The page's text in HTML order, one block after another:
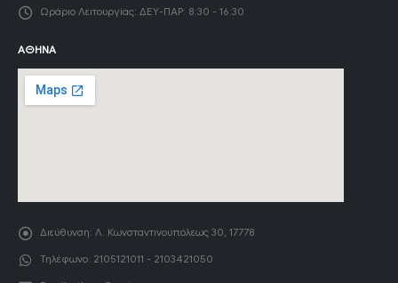
Ωράριο Λειτουργίας: ΔΕΥ-ΠΑΡ: 8:30 - 16:30
ΑΘΉΝΑ
Διεύθυνση: Λ. Κωνσταντινουπόλεως 30, 17778
Τηλέφωνο: 2105121011 - 2103421050